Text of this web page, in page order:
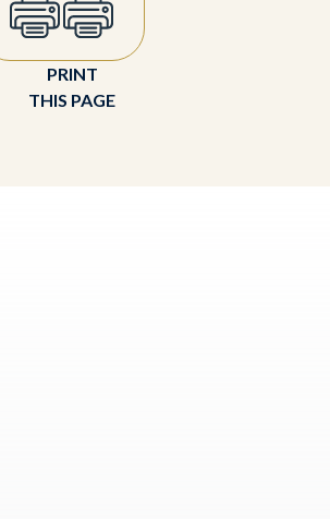
PRINT
THIS PAGE